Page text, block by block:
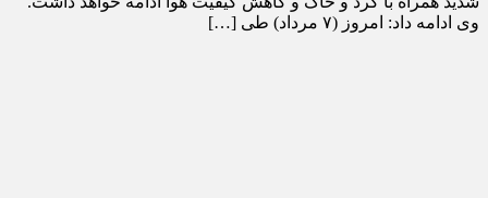
وی ادامه داد: امروز (۷ مرداد) طی […]